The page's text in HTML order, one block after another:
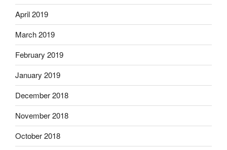
April 2019
March 2019
February 2019
January 2019
December 2018
November 2018
October 2018